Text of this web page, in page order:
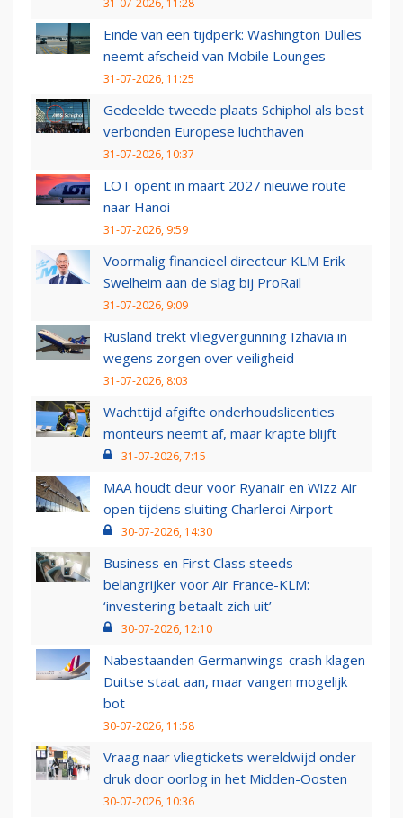
31-07-2026, 11:28
Einde van een tijdperk: Washington Dulles
neemt afscheid van Mobile Lounges
31-07-2026, 11:25
Gedeelde tweede plaats Schiphol als best
verbonden Europese luchthaven
31-07-2026, 10:37
LOT opent in maart 2027 nieuwe route
naar Hanoi
31-07-2026, 9:59
Voormalig financieel directeur KLM Erik
Swelheim aan de slag bij ProRail
31-07-2026, 9:09
Rusland trekt vliegvergunning Izhavia in
wegens zorgen over veiligheid
31-07-2026, 8:03
Wachttijd afgifte onderhoudslicenties
monteurs neemt af, maar krapte blijft
31-07-2026, 7:15
MAA houdt deur voor Ryanair en Wizz Air
open tijdens sluiting Charleroi Airport
30-07-2026, 14:30
Business en First Class steeds
belangrijker voor Air France-KLM:
‘investering betaalt zich uit’
30-07-2026, 12:10
Nabestaanden Germanwings-crash klagen
Duitse staat aan, maar vangen mogelijk
bot
30-07-2026, 11:58
Vraag naar vliegtickets wereldwijd onder
druk door oorlog in het Midden-Oosten
30-07-2026, 10:36